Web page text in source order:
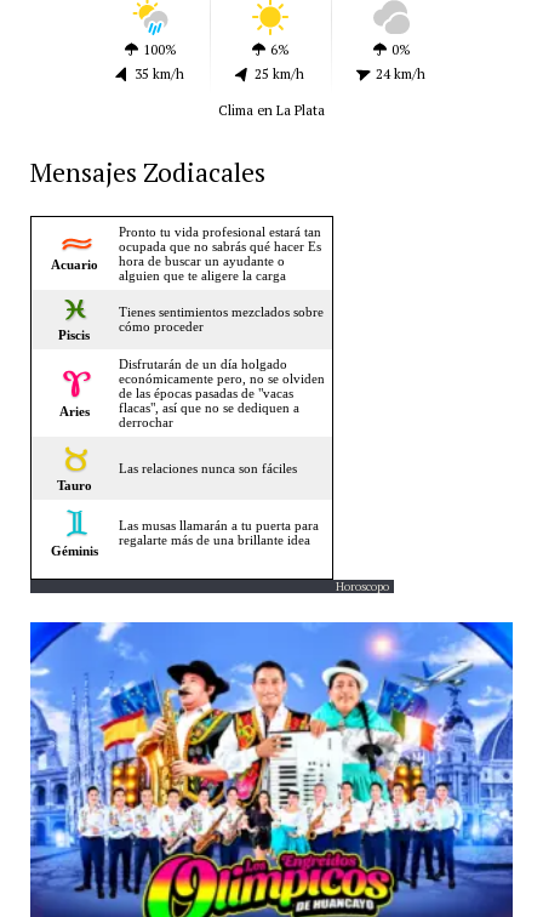
100%
35 km/h
6%
25 km/h
0%
24 km/h
Clima en La Plata
Mensajes Zodiacales
Horoscopo